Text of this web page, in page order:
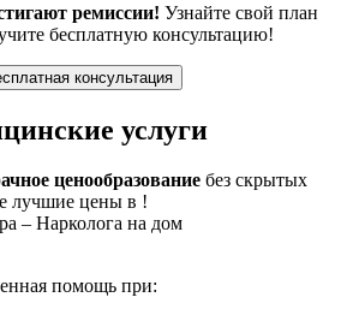
ремиссии! Узнайте свой план
бесплатную консультацию!
консультация
услуги
ценообразование без скрытых
лучшие цены в !
– Нарколога на дом
помощь при: